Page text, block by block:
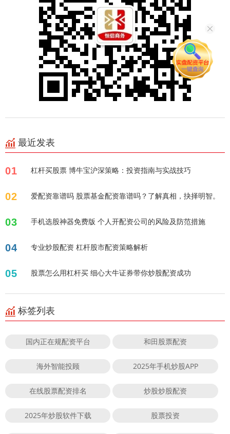
最近发表
01 杠杆买股票 博牛宝沪深策略：投资指南与实战技巧
02 爱配资靠谱吗 股票基金配资靠谱吗？了解真相，抉择明智。
03 手机选股神器免费版 个人开配资公司的风险及防范措施
04 专业炒股配资 杠杆股市配资策略解析
05 股票怎么用杠杆买 细心大牛证券带你炒股配资成功
标签列表
国内正在规配资平台 和田股票配资
海外智能投顾 2025年手机炒股APP
在线股票配资排名 炒股炒股配资
2025年炒股软件下载 股票投资